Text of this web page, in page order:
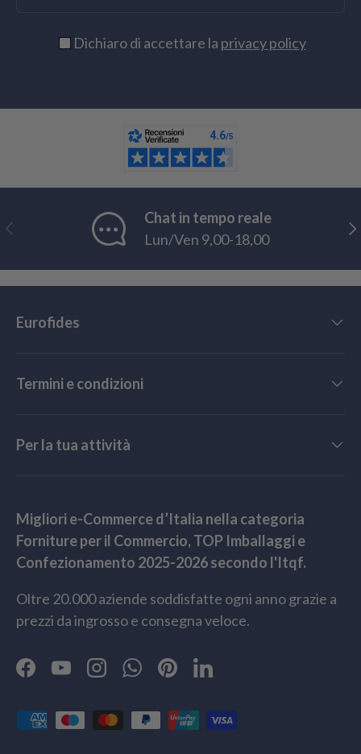
Dichiaro di accettare la privacy policy
Indietro
Chat in tempo reale
Lun/Ven 9,00-18,00
Eurofides
Termini e condizioni
Per la tua attività
Migliori e-Commerce d’Italia nella categoria
Forniture per il Commercio, TOP Imballaggi e
Confezionamento 2025-2026 secondo l'Itqf.
Oltre 20.000 aziende soddisfatte ogni anno grazie a
prezzi da ingrosso e consegna veloce.
Facebook
YouTubeInstagramWhatsApp
PinterestLinkedIn
Metodi di pagamento accettati